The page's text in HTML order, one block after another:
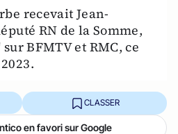
recevait Jean-
RN de la Somme,
BFMTV et RMC, ce
CLASSER
en favori sur Google